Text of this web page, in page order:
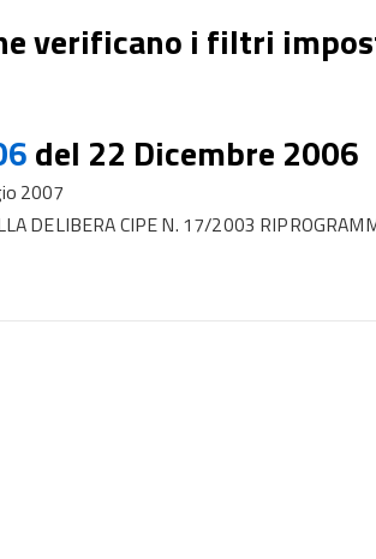
verificano i filtri
del 22 Dicembre 2006
2007
DELIBERA CIPE N. 17/2003